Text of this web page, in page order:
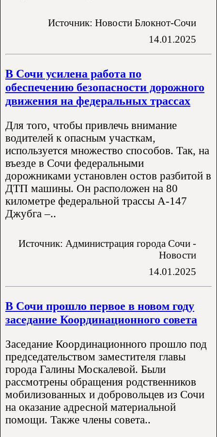
Источник: Новости Блокнот-Сочи
14.01.2025
В Сочи усилена работа по
обеспечению безопасности дорожного
движения на федеральных трассах
Для того, чтобы привлечь внимание
водителей к опасным участкам,
используется множество способов. Так, на
въезде в Сочи федеральными
дорожниками установлен остов разбитой в
ДТП машины. Он расположен на 80
километре федеральной трассы А-147
Джубга –..
Источник: Администрация города Сочи -
Новости
14.01.2025
В Сочи прошло первое в новом году
заседание Координационного совета
Заседание Координационного прошло под
председательством заместителя главы
города Галины Москалевой. Были
рассмотрены обращения родственников
мобилизованных и добровольцев из Сочи
на оказание адресной материальной
помощи. Также члены совета..